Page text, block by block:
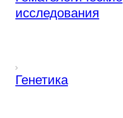
исследования
Генетика